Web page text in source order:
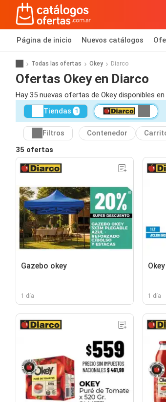
Página de inicio Nuevos catálogos
Todas las ofertas Okey Diarco
Ofertas Okey en Diarco
Hay 35 nuevas ofertas de Okey disponibles
Tiendas 1
Filtros Contenedor
35 ofertas
Gazebo okey
1 día 1 día